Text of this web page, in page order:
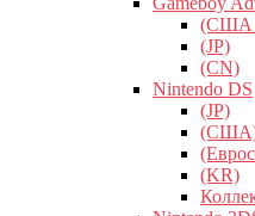
(США
(JP)
(CN)
Nintendo DS
(JP)
(KR)